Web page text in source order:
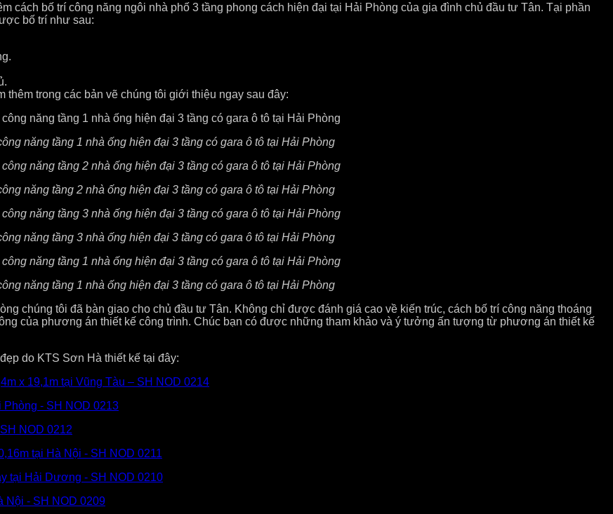
cách bố trí công năng ngôi nhà phố 3 tầng phong cách hiện đại tại Hải Phòng của gia đình chủ đầu tư Tân. Tại phần
bố trí như sau:
trong các bản vẽ chúng tôi giới thiệu ngay sau đây:
năng tầng 1 nhà ống hiện đại 3 tầng có gara ô tô tại Hải Phòng
năng tầng 2 nhà ống hiện đại 3 tầng có gara ô tô tại Hải Phòng
năng tầng 3 nhà ống hiện đại 3 tầng có gara ô tô tại Hải Phòng
năng tầng 1 nhà ống hiện đại 3 tầng có gara ô tô tại Hải Phòng
chúng tôi đã bàn giao cho chủ đầu tư Tân. Không chỉ được đánh giá cao về kiến trúc, cách bố trí công năng thoáng
của phương án thiết kế công trình. Chúc bạn có được những tham khảo và ý tưởng ấn tượng từ phương án thiết kế
đẹp do KTS Sơn Hà thiết kế tại đây:
x 19,1m tại Vũng Tàu – SH NOD 0214
Phòng - SH NOD 0213
NOD 0212
tại Hà Nội - SH NOD 0211
tại Hải Dương - SH NOD 0210
Nội - SH NOD 0209